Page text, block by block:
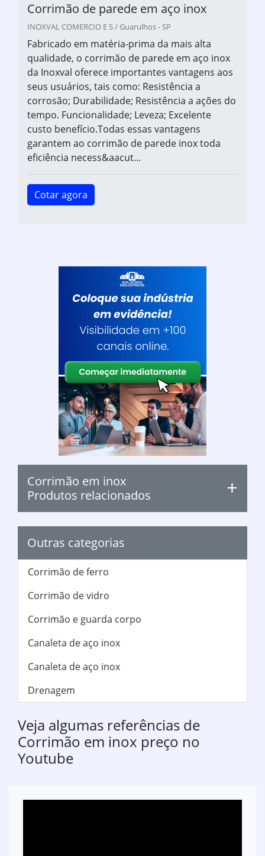
Corrimão de parede em aço inox
INOXVAL COMERCIO E S / Guarulhos - SP
Fabricado em matéria-prima da mais alta
qualidade, o corrimão de parede em aço inox
da Inoxval oferece importantes vantagens aos
seus usuários, tais como: Resistência a
corrosão; Durabilidade; Resistência a ações do
tempo. Funcionalidade; Leveza; Excelente
custo benefício.Todas essas vantagens
garantem ao corrimão de parede inox toda
eficiência necess&aacut...
Cotar agora
Corrimão em inox
Produtos relacionados
Outras categorias
Corrimão de ferro
Corrimão de vidro
Corrimão e guarda corpo
Canaleta de aço inox
Canaleta de aço inox
Drenagem
Veja algumas referências de
Corrimão em inox preço no
Youtube